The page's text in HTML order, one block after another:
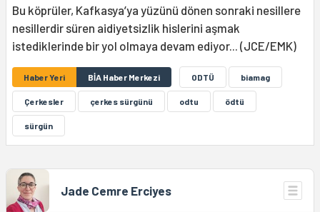
Bu köprüler, Kafkasya’ya yüzünü dönen sonraki nesillere
nesillerdir süren aidiyetsizlik hislerini aşmak
istediklerinde bir yol olmaya devam ediyor... (JCE/EMK)
Haber Yeri BİA Haber Merkezi ODTÜ biamag
Çerkesler çerkes sürgünü odtu ödtü
sürgün
Jade Cemre Erciyes